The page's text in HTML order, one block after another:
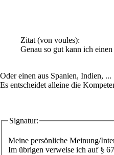
Zitat (von voules):
Genau so gut kann ich
Oder einen aus Spanien, Indien, ...
Es entscheidet alleine die
Signatur:
Meine persönliche Meinung/
Im übrigen verweise ich auf §